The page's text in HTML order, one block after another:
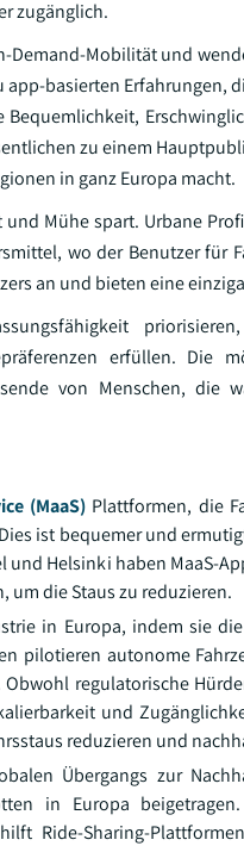
zugänglich.
Mobilität und
basierten Erfahrungen,
zu einem
in ganz Europa macht.
Mühe spart. Urbane
wo der Benutzer für
an und bieten eine
erfüllen. Die
von Menschen,
(MaaS) Plattformen, die
ist bequemer und
Helsinki haben MaaS-
um die Staus zu reduzieren.
in Europa, indem sie
pilotieren autonome
regulatorische
und
reduzieren und
Übergangs zur
in Europa
Ride-Sharing-